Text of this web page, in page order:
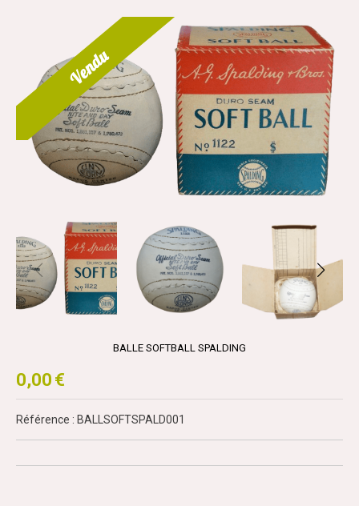
Vendu
BALLE SOFTBALL SPALDING
0,00 €
Référence : BALLSOFTSPALD001